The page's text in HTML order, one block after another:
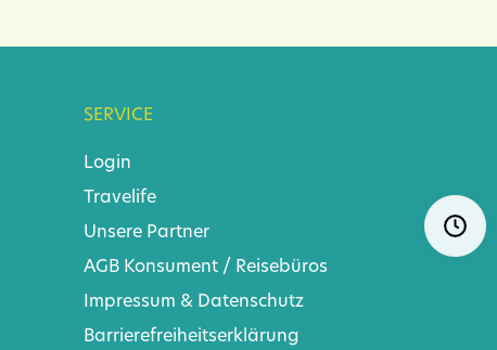
SERVICE
Login
Travelife
Unsere Partner
AGB Konsument / Reisebüros
Impressum & Datenschutz
Barrierefreiheitserklärung